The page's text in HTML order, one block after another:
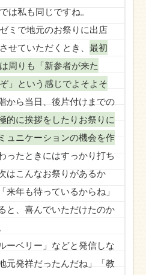
では私も同じですね。
ゼミで地元のお祭りに出店
させていただくとき、 最初
は周りも「新参者が来た
ぞ」という感じでよそよそ
から当日、後片付けまでの
的に挨拶をしたりお祭りに
ュニケーションの機会を作
ったときにはすっかり打ち
はこんなお祭りがあるか
来年も待っているからね」
と、喜んでいただけたのか
ーベリー」などと発信しな
元発祥だったんだね」「教